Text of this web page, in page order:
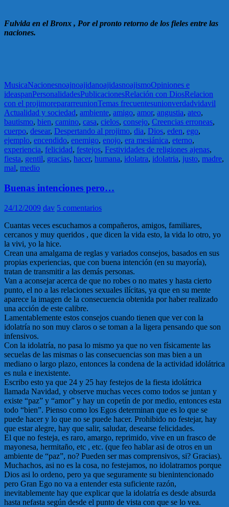
Fulvida en el Bronx , Por el pronto retorno de los fieles entre las
naciones.
MusicaNacionesnoajnoajidanoajidasnoajismoOpiniones e
ideaspanPersonalidadesPublicacionesRelación con DiosRelacion
con el projimorepararreunionTemas frecuentesunionverdadvidavil
Actualidad y sociedad, ambiente, amigo, amor, angustia, ateo,
bautismo, bien, camino, casa, cielos, consejo, Creencias erroneas,
cuerpo, desear, Despertando al projimo, dia, Dios, eden, ego,
ejemplo, encendido, enemigo, enojo, era mesiánica, eterno,
experiencia, felicidad, festejos, Festividades de religiones ajenas,
fiesta, gentil, gracias, hacer, humana, idolatra, idolatria, justo, madre,
mal, medio
Buenas intenciones pero…
24/12/2009 dav 5 comentarios
Cuantas veces escuchamos a compañeros, amigos, familiares,
cercanos y muy queridos , que dicen la vida esto, la vida lo otro, yo
la vivi, yo la hice.
Crean una amalgama de reglas y variados consejos, basados en sus
propias experiencias, que con buena intención (en su mayoría),
tratan de transmitir a las demás personas.
Van a aconsejar acerca de que no robes o no mates y hasta cierto
punto, el no a las relaciones sexuales ilícitas, ya que en su mente
aparece la imagen de la consecuencia obtenida por haber realizado
una acción de este calibre.
Lamentablemente estos consejos cuando tienen que ver con la
idolatría no son muy claros o se toman a la ligera pensando que son
infensivos.
Con la idolatría, no pasa lo mismo ya que no ven físicamente las
secuelas de las mismas o las consecuencias son mas bien a un
mediano o largo plazo, entonces la condena de la actividad idolátrica
es nula e inexistente.
Escribo esto ya que 24 y 25 hay festejos de la fiesta idolátrica
llamada Navidad, y observe muchas veces como todos se juntan y
existe “paz” y “amor” y hay un copetín de por medio, entonces esta
todo “bien”. Pienso como los Egos determinan que es lo que se
puede hacer y lo que no se puede hacer. Prohibido no festejar, hay
que estar alegre, hay que salir, saludar, desearse felicidades.
El que no festeja, es raro, amargo, reprimido, vive en un frasco de
mayonesa, hermitaño, etc , etc. (que feo hablar asi de otros en un
ambiente de “paz”, no? Pueden ser mas comprensivos, si? Gracias).
Muchachos, asi no es la cosa, no festejamos, no idolatramos porque
Dios asi lo ordeno, pero ya que seguramente su bienintencionado
pero Gran Ego no va a entender esta suficiente razón,
inevitablemente hay que explicar que la idolatría es desde absurda
hasta nefasta según desde el punto de vista con que se lo vea.